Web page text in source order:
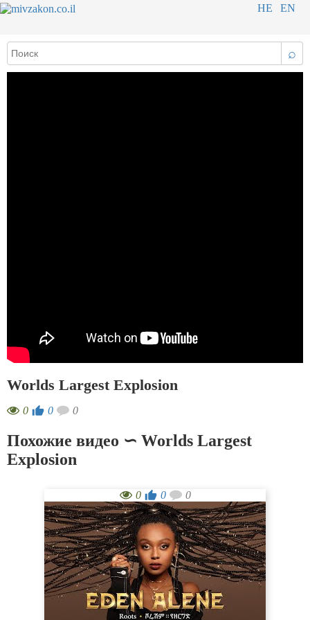
HE EN
⌕
Worlds Largest Explosion
0 0 0
Похожие видео ∽ Worlds Largest
Explosion
0 0 0